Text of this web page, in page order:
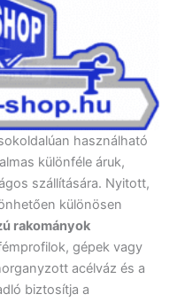
használható
különféle áruk,
szállítására. Nyitott,
különösen
rakományok
gépek vagy
acélváz és a
biztosítja a